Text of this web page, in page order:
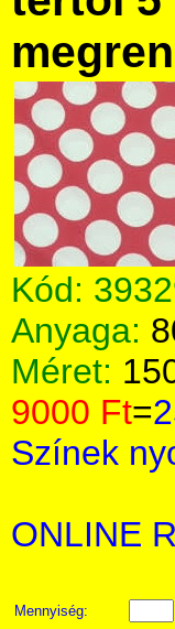
Kód:
Anyaga:
Méret:
9000 Ft=
Színek
ONLINE
Mennyiség: